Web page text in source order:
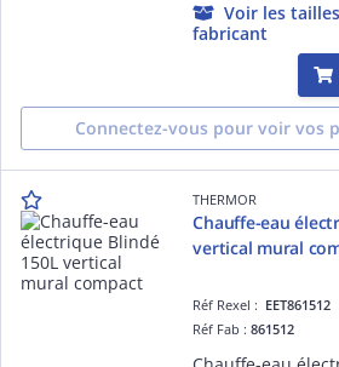
Voir les
fabricant
Connectez-vous pour voir vos
THERMOR
Chauffe-eau
vertical mural
Réf Rexel : EET861512
Réf Fab :861512